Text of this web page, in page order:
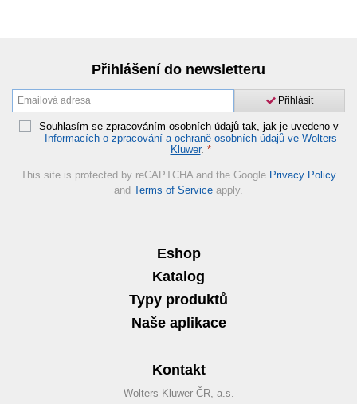
Přihlášení do newsletteru
Přihlásit
Souhlasím se zpracováním osobních údajů tak, jak je uvedeno v
Informacích o zpracování a ochraně osobních údajů ve Wolters
Kluwer. *
This site is protected by reCAPTCHA and the Google Privacy Policy
and Terms of Service apply.
Eshop
Katalog
Typy produktů
Naše aplikace
Kontakt
Wolters Kluwer ČR, a.s.